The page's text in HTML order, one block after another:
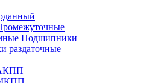
Подшипники
раздаточные